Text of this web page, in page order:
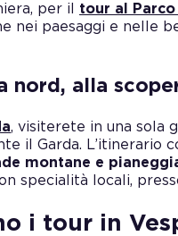
per il tour al
nei paesaggi e nelle
nord, alla
, visiterete in una sola
il Garda. L’itinerario
montane e
specialità locali,
i tour in